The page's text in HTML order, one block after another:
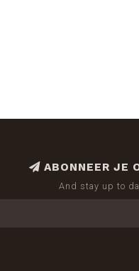
ABONNEER JE
And stay up to